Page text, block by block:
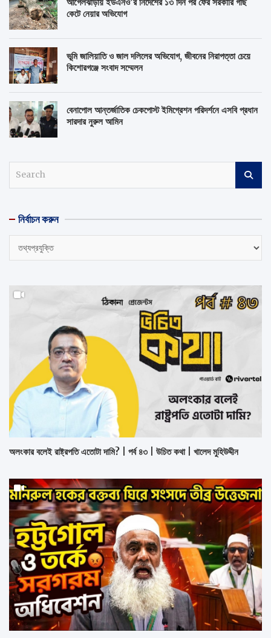
কেটে নেয়ার অভিযোগ
ভূমি জালিয়াতি ও জাল দলিলের অভিযোগ, জীবনের নিরাপত্তা চেয়ে
কিশোরগঞ্জে সংবাদ সম্মেলন
বেনাপোল আন্তর্জাতিক চেকপোস্ট ইমিগ্রেশন পরিদর্শনে এসবি প্রধান
সারদার নুরুল আমিন
c
h
নির্বাচন করুন
করুন
অলংকার বলেই রাষ্ট্রপতি এতোটা দামি? | পর্ব ৪৩ | উচিত কথা | খালেদ মুহিউদ্দীন